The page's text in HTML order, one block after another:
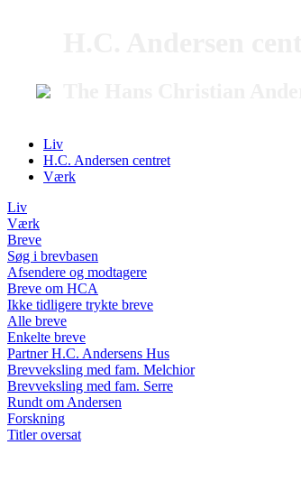
Liv
H.C. Andersen centret
Værk
Liv
Værk
Breve
Søg i brevbasen
Afsendere og modtagere
Breve om HCA
Ikke tidligere trykte breve
Alle breve
Enkelte breve
Partner H.C. Andersens Hus
Brevveksling med fam. Melchior
Brevveksling med fam. Serre
Rundt om Andersen
Forskning
Titler oversat